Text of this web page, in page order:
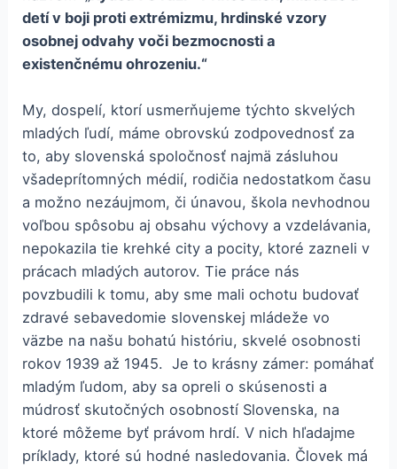
detí v boji proti extrémizmu, hrdinské vzory
osobnej odvahy voči bezmocnosti a
existenčnému ohrozeniu.“
My, dospelí, ktorí usmerňujeme týchto skvelých
mladých ľudí, máme obrovskú zodpovednosť za
to, aby slovenská spoločnosť najmä zásluhou
všadeprítomných médií, rodičia nedostatkom času
a možno nezáujmom, či únavou, škola nevhodnou
voľbou spôsobu aj obsahu výchovy a vzdelávania,
nepokazila tie krehké city a pocity, ktoré zazneli v
prácach mladých autorov. Tie práce nás
povzbudili k tomu, aby sme mali ochotu budovať
zdravé sebavedomie slovenskej mládeže vo
väzbe na našu bohatú históriu, skvelé osobnosti
rokov 1939 až 1945. Je to krásny zámer: pomáhať
mladým ľudom, aby sa opreli o skúsenosti a
múdrosť skutočných osobností Slovenska, na
ktoré môžeme byť právom hrdí. V nich hľadajme
príklady, ktoré sú hodné nasledovania. Človek má